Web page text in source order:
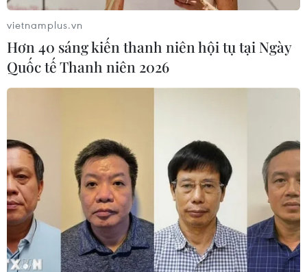
07/11/2016 12:48
Bộ Giáo dục và Đào tạo đã có công văn gửi trường Đại
học Luật Hà Nội đề nghị trường xem xét, tiếp nhận thí
sinh Đặng Thị Huyền vào học ngành thí sinh đã trúng
tuyển.
vietnamplus.vn
Hơn 40 sáng kiến thanh niên hội tụ tại Ngày
Quốc tế Thanh niên 2026